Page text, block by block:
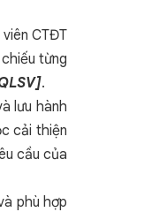
CTĐT
từng
.
lưu hành
cải thiện
cầu của
phù hợp